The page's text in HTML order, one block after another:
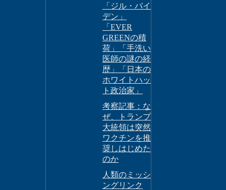
「ジル・バイ
デン」
「EVER
GREENの積
荷」「手洗い
医師の謎の経
歴」「日本の
ホワイトハッ
ト政治家」
考察記事：な
ぜ、トランプ
大統領は突然
ワクチンを推
奨しはじめた
のか
人類のミッシ
ングリンク